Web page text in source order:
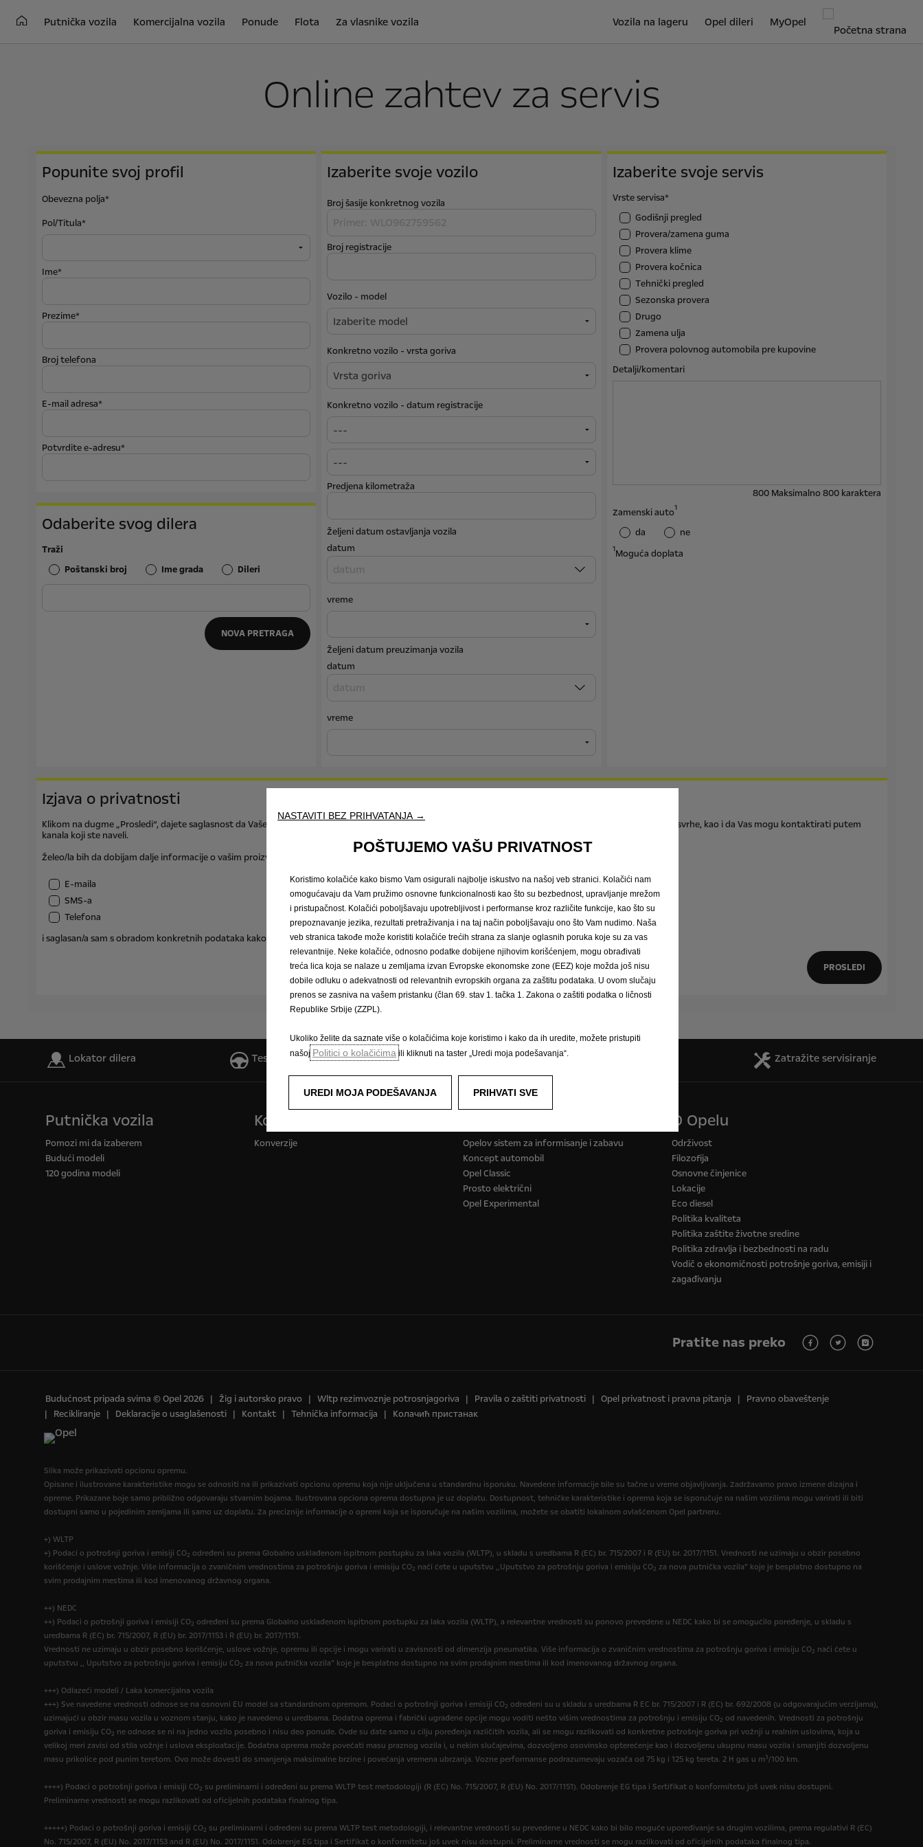
Vozila na lageru Opel dileri MyOpel
Putnička vozila Komercijalna vozila Ponude Flota Za vlasnike vozila
Online zahtev za servis
Popunite svoj profil
Obevezna polja*
Pol/Titula*
Ime*
Prezime*
Broj telefona
E-mail adresa*
Potvrdite e-adresu*
Odaberite svog dilera
Traži
Poštanski broj
Ime grada Dileri
NOVA PRETRAGA
Izaberite svoje vozilo
Broj šasije konkretnog vozila
Broj registracije
Vozilo - model
Konkretno vozilo - vrsta goriva
Konkretno vozilo - datum registracije
Predjena kilometraža
Željeni datum ostavljanja vozila
datum
vreme
Željeni datum preuzimanja vozila
datum
vreme
Izaberite svoje servis
Vrste servisa*
Godišnji pregled
Provera/zamena guma
Provera klime
Provera kočnica
Тehnički pregled
Sezonska provera
Drugo
Zamena ulja
Provera polovnog automobila pre kupovine
Detalji/komentari
800 Maksimalno 800 karaktera
Zamenski auto1
da ne
1Moguća doplata
Izjava o privatnosti
Klikom na dugme „Prosledi“, dajete saglasnost da Vaše lične podatke mogu obrađivati i koristiti strane navedene u
u pomenute svrhe, kao i da Vas mogu kontaktirati putem
kanala koji ste naveli.
Želeo/la bih da dobijam dalje informacije o vašim proizvodima i uslugama putem:
E-maila
SMS-a
Telefona
i saglasan/a sam s obradom konkretnih podataka kako je opisano uIzjavi o komunikacijskoj politici.
PROSLEDI
Lokator dilera Test Vožnja Zatražite Ponudu Zatražite servisiranje
Putnička vozila
Pomozi mi da izaberem
Budući modeli
120 godina modeli
Komercijalna vozila
Konverzije
Opelov sistem za informisanje i zabavu
Koncept automobil
Opel Classic
Prosto električni
Opel Experimental
O Opelu
Održivost
Filozofija
Osnovne činjenice
Lokacije
Eco diesel
Politika kvaliteta
Politika zaštite životne sredine
Politika zdravlja i bezbednosti na radu
Vodič o ekonomičnosti potrošnje goriva, emisiji i
zagađivanju
Pratite nas preko
Budućnost pripada svima © Opel 2026 Žig i autorsko pravo Wltp rezimvoznje potrosnjagoriva Pravila o zaštiti privatnosti Opel privatnost i pravna pitanja
Pravno obaveštenje
Recikliranje
Deklaracije o usaglašenosti Kontakt Tehnička informacija Колачић пристанак
Slika može prikazivati opcionu opremu.
Opisane i ilustrovane karakteristike mogu se odnositi na ili prikazivati opcionu opremu koja nije uključena u standardnu isporuku. Navedene informacije bile su tačne u vreme objavljivanja. Zadržavamo pravo izmene dizajna i
opreme. Prikazane boje samo približno odgovaraju stvarnim bojama. Ilustrovana opciona oprema dostupna je uz doplatu. Dostupnost, tehničke karakteristike i oprema koja se isporučuje na našim vozilima mogu varirati ili biti
dostupni samo u pojedinim zemljama ili samo uz doplatu. Za preciznije informacije o opremi koja se isporučuje na našim vozilima, možete se obatiti lokalnom ovlašćenom Opel partneru.
+) WLTP
+) Podaci o potrošnji goriva i emisiji CO2 određeni su prema Globalno usklađenom ispitnom postupku za laka vozila (WLTP), u skladu s uredbama R (EC) br. 715/2007 i R (EU) br. 2017/1151. Vrednosti ne uzimaju u obzir posebno
korišćenje i uslove vožnje. Više informacija o zvaničnim vrednostima za potrošnju goriva i emisiju CO2 naći ćete u uputstvu ,,Uputstvo za potrošnju goriva i emisiju CO2 za nova putnička vozila” koje je besplatno dostupno na
svim prodajnim mestima ili kod imenovanog državnog organa.
++) NEDC
++) Podaci o potrošnji goriva i emisiji CO2 određeni su prema Globalno usklađenom ispitnom postupku za laka vozila (WLTP), a relevantne vrednosti su ponovo prevedene u NEDC kako bi se omogućilo poređenje, u skladu s
uredbama R (EC) br. 715/2007, R (EU) br. 2017/1153 i R (EU) br. 2017/1151.
Vrednosti ne uzimaju u obzir posebno korišćenje, uslove vožnje, opremu ili opcije i mogu varirati u zavisnosti od dimenzija pneumatika. Više informacija o zvaničnim vrednostima za potrošnju goriva i emisiju CO2 naći ćete u
uputstvu ,, Uputstvo za potrošnju goriva i emisiju CO2 za nova putnička vozila” koje je besplatno dostupno na svim prodajnim mestima ili kod imenovanog državnog organa.
+++) Odlazeći modeli / Laka komercijalna vozila
+++) Sve navedene vrednosti odnose se na osnovni EU model sa standardnom opremom. Podaci o potrošnji goriva i emisiji CO2 određeni su u skladu s uredbama R EC br. 715/2007 i R (EC) br. 692/2008 (u odgovarajućim verzijama),
uzimajući u obzir masu vozila u voznom stanju, kako je navedeno u uredbama. Dodatna oprema i fabrički ugrađene opcije mogu voditi nešto višim vrednostima za potrošnju i emisiju CO2 od navedenih. Vrednosti za potrošnju
goriva i emisiju CO2 ne odnose se ni na jedno vozilo posebno i nisu deo ponude. Ovde su date samo u cilju poređenja različitih vozila, ali se mogu razlikovati od konkretne potrošnje goriva pri vožnji u realnim uslovima, koja u
velikoj meri zavisi od stila vožnje i uslova eksploatacije. Dodatna oprema može povećati masu praznog vozila i, u nekim slučajevima, dozvoljeno osovinsko opterećenje kao i dozvoljenu ukupnu masu vozila i smanjiti dozvoljenu
masu prikolice pod punim teretom. Ovo može dovesti do smanjenja maksimalne brzine i povećanja vremena ubrzanja. Vozne performanse podrazumevaju vozača od 75 kg i 125 kg tereta. 2 H gas u m3/100 km.
++++) Podaci o potrošnji goriva i emisiji CO2 su preliminarni i određeni su prema WLTP test metodologiji (R (EC) No. 715/2007, R (EU) No. 2017/1151). Odobrenje EG tipa i Sertifikat o konformitetu još uvek nisu dostupni.
Preliminarne vrednosti se mogu razlikovati od oficijelnih podataka finalnog tipa.
+++++) Podaci o potrošnji goriva i emisiji CO2 su preliminarni i određeni su prema WLTP test metodologiji, i relevantne vrednosti su prevedene u NEDC kako bi bilo moguće upoređivanje sa drugim vozilima, prema regulativi R (EC)
No. 715/2007, R (EU) No. 2017/1153 and R (EU) No. 2017/1151. Odobrenje EG tipa i Sertifikat o konformitetu još uvek nisu dostupni. Preliminarne vrednosti se mogu razlikovati od oficijelnih podataka finalnog tipa.
NASTAVITI BEZ PRIHVATANJA →
POŠTUJEMO VAŠU PRIVATNOST
Koristimo kolačiće kako bismo Vam osigurali najbolje iskustvo na našoj veb stranici. Kolačići nam
omogućavaju da Vam pružimo osnovne funkcionalnosti kao što su bezbednost, upravljanje mrežom
i pristupačnost. Kolačići poboljšavaju upotrebljivost i performanse kroz različite funkcije, kao što su
prepoznavanje jezika, rezultati pretraživanja i na taj način poboljšavaju ono što Vam nudimo. Naša
veb stranica takođe može koristiti kolačiće trećih strana za slanje oglasnih poruka koje su za vas
relevantnije. Neke kolačiće, odnosno podatke dobijene njihovim korišćenjem, mogu obrađivati
treća lica koja se nalaze u zemljama izvan Evropske ekonomske zone (EEZ) koje možda još nisu
dobile odluku o adekvatnosti od relevantnih evropskih organa za zaštitu podataka. U ovom slučaju
prenos se zasniva na vašem pristanku (član 69. stav 1. tačka 1. Zakona o zaštiti podatka o ličnosti
Republike Srbije (ZZPL).
Ukoliko želite da saznate više o kolačićima koje koristimo i kako da ih uredite, možete pristupiti
našoj Politici o kolačićima ili kliknuti na taster „Uredi moja podešavanja“.
UREDI MOJA PODEŠAVANJA PRIHVATI SVE